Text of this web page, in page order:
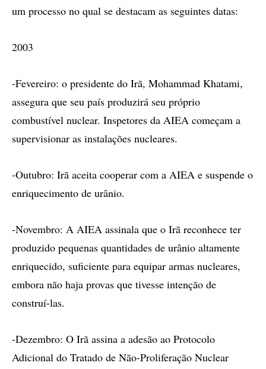
um processo no qual se destacam as seguintes datas:
2003
-Fevereiro: o presidente do Irã, Mohammad Khatami,
assegura que seu país produzirá seu próprio
combustível nuclear. Inspetores da AIEA começam a
supervisionar as instalações nucleares.
-Outubro: Irã aceita cooperar com a AIEA e suspende o
enriquecimento de urânio.
-Novembro: A AIEA assinala que o Irã reconhece ter
produzido pequenas quantidades de urânio altamente
enriquecido, suficiente para equipar armas nucleares,
embora não haja provas que tivesse intenção de
construí-las.
-Dezembro: O Irã assina a adesão ao Protocolo
Adicional do Tratado de Não-Proliferação Nuclear